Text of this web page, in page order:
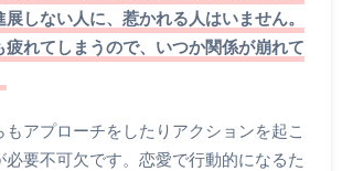
しない人に、惹かれる人はいません。
疲れてしまうので、いつか関係が崩れて
アプローチをしたりアクションを起こ
必要不可欠です。恋愛で行動的になるた